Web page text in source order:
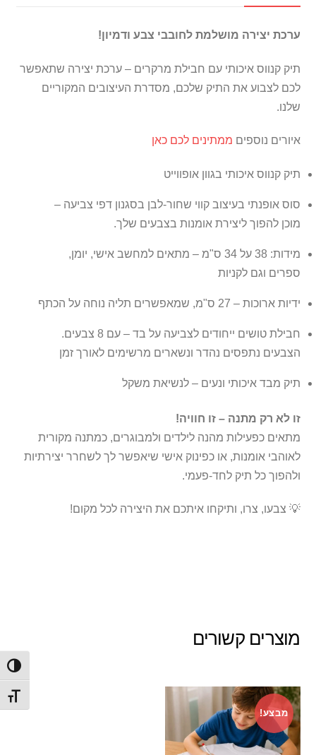
מתג
ערכת יצירה מושלמת לחובבי צבע ודמיון!
תיק קנווס איכותי עם חבילת מרקרים – ערכת יצירה שתאפשר
לכם לצבוע את התיק שלכם, מסדרת העיצובים המקוריים
שלנו.
איורים נוספים ממתינים לכם כאן
תיק קנווס איכותי בגוון אופווייט
סוס אופנתי בעיצוב קווי שחור-לבן בסגנון דפי צביעה –
מוכן להפוך ליצירת אומנות בצבעים שלך.
מידות: 38 על 34 ס"מ – מתאים למחשב אישי, יומן,
ספרים וגם לקניות
ידיות ארוכות – 27 ס"מ, שמאפשרים תליה נוחה על הכתף
חבילת טושים ייחודים לצביעה על בד – עם 8 צבעים.
הצבעים נתפסים נהדר ונשארים מרשימים לאורך זמן
תיק מבד איכותי ונעים – לנשיאת משקל
זו לא רק מתנה – זו חוויה!
מתאים כפעילות מהנה לילדים ולמבוגרים, כמתנה מקורית
לאוהבי אומנות, או כפינוק אישי שיאפשר לך לשחרר יצירתיות
ולהפוך כל תיק לחד-פעמי.
💡 צבעו, צרו, ותיקחו איתכם את היצירה לכל מקום!
מוצרים קשורים
מבצע!